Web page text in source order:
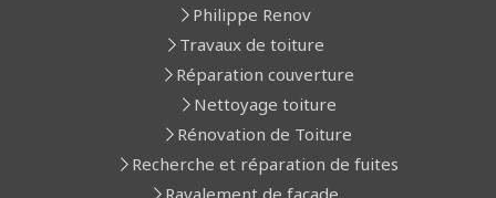
Philippe Renov
Travaux de toiture
Réparation couverture
Nettoyage toiture
Rénovation de Toiture
Recherche et réparation de fuites
Ravalement de façade